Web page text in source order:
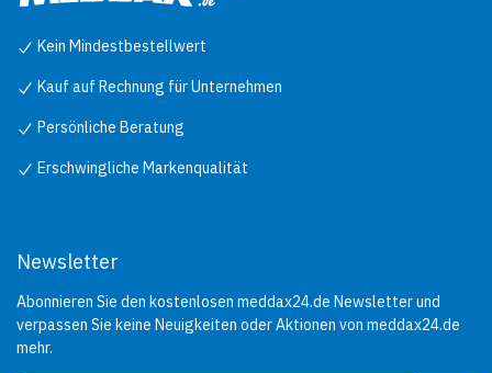
Kein Mindestbestellwert
Kauf auf Rechnung für Unternehmen
Persönliche Beratung
Erschwingliche Markenqualität
Newsletter
Abonnieren Sie den kostenlosen meddax24.de Newsletter und
verpassen Sie keine Neuigkeiten oder Aktionen von meddax24.de
mehr.